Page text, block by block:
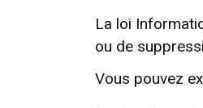
La loi
ou de
Vous pouvez